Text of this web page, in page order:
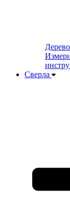
Сверла